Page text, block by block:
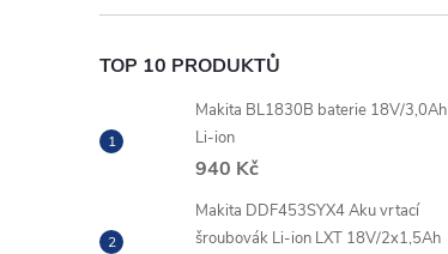
TOP 10 PRODUKTŮ
Makita BL1830B baterie 18V/3,0Ah
Li-ion
940 Kč
Makita DDF453SYX4 Aku vrtací
šroubovák Li-ion LXT 18V/2x1,5Ah